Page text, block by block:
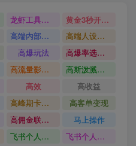
龙虾工具完整部署教学
黄金3秒开头与标题海报玩法六大运营硬核技能高效变现
高端内部魔灵召唤挂G打金
高端人设搭建积累客户信任图文剪辑谈单转化实操教学
高爆玩法
高爆率选题方法
高流量影视片
高斯泼溅与游戏化交互课程
高效
高收益
高峰期卡顿利润被抽干
高客单变现
高佣金联盟课
马上操作
飞书个人版100G注册教程无需额外扩容
飞书个人版100G注册教程